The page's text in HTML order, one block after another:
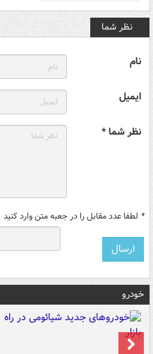
نظر شما
نام
ایمیل
نظر شما *
* لطفا عدد مقابل را در جعبه متن وارد کنید
خودرو